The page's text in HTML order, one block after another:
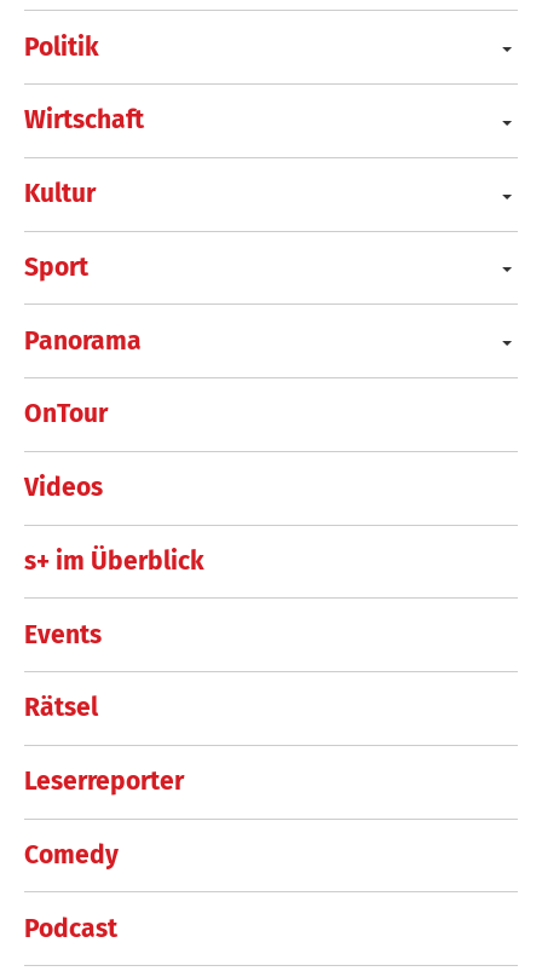
Politik
Wirtschaft
Kultur
Sport
Panorama
OnTour
Videos
s+ im Überblick
Events
Rätsel
Leserreporter
Comedy
Podcast